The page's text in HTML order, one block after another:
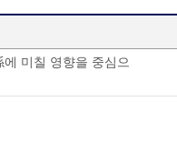
미칠 영향을 중심으